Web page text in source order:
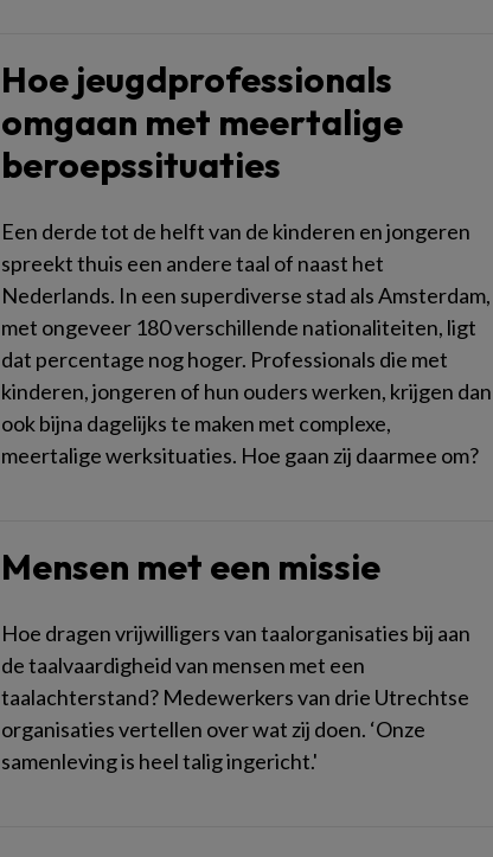
Hoe jeugdprofessionals
omgaan met meertalige
beroepssituaties
Een derde tot de helft van de kinderen en jongeren
spreekt thuis een andere taal of naast het
Nederlands. In een superdiverse stad als Amsterdam,
met ongeveer 180 verschillende nationaliteiten, ligt
dat percentage nog hoger. Professionals die met
kinderen, jongeren of hun ouders werken, krijgen dan
ook bijna dagelijks te maken met complexe,
meertalige werksituaties. Hoe gaan zij daarmee om?
Mensen met een missie
Hoe dragen vrijwilligers van taalorganisaties bij aan
de taalvaardigheid van mensen met een
taalachterstand? Medewerkers van drie Utrechtse
organisaties vertellen over wat zij doen. ‘Onze
samenleving is heel talig ingericht.'